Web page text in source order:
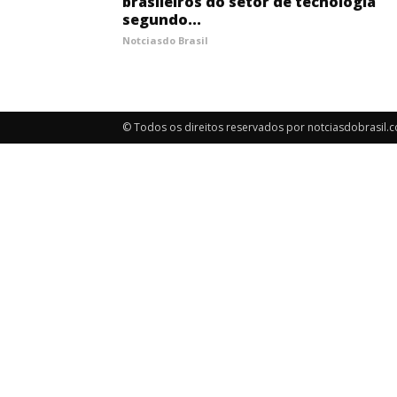
segundo...
Notciasdo Brasil
© Todos os direitos reservados por